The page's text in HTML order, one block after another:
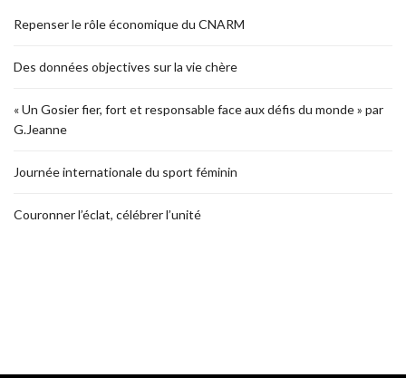
Repenser le rôle économique du CNARM
Des données objectives sur la vie chère
« Un Gosier fier, fort et responsable face aux défis du monde » par
G.Jeanne
Journée internationale du sport féminin
Couronner l’éclat, célébrer l’unité